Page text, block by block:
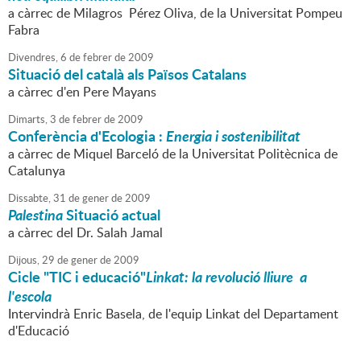
a càrrec de Milagros Pérez Oliva, de la Universitat Pompeu
Fabra
Divendres,6 defebrerde2009
Situació del català als Països Catalans
a càrrec d'en Pere Mayans
Dimarts,3 defebrerde2009
Conferència d'Ecologia :Energia i sostenibilitat
a càrrec de Miquel Barceló de la Universitat Politècnica de
Catalunya
Dissabte,31 degenerde2009
PalestinaSituació actual
a càrrec del Dr. Salah Jamal
Dijous,29 degenerde2009
Cicle "TIC i educació"Linkat: la revolució lliure a
l'escola
Intervindrà Enric Basela, de l'equip Linkat del Departament
d'Educació